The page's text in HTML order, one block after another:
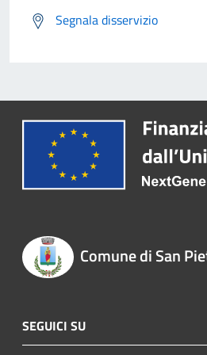
Segnala disservizio
Comune di San
SEGUICI SU